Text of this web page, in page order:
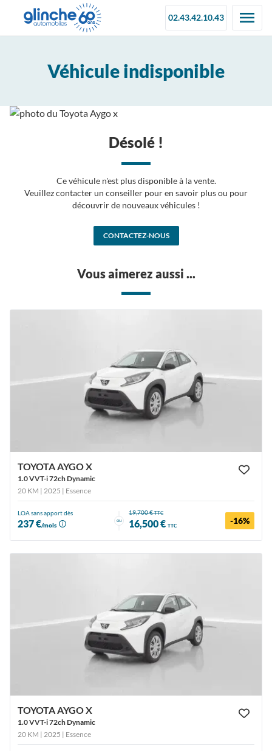
02.43.42.10.43
Véhicule indisponible
Désolé !
Ce véhicule n'est plus disponible à la vente.
Veuillez contacter un conseiller pour en savoir plus ou pour
découvrir de nouveaux véhicules !
CONTACTEZ-NOUS
Vous aimerez aussi ...
TOYOTA AYGO X
1.0 VVT-i 72ch Dynamic
20 KM | 2025 | Essence
LOA sans apport dès
237 €/mois
ou
19,700 €TTC
16,500 € TTC -16%
TOYOTA AYGO X
1.0 VVT-i 72ch Dynamic
20 KM | 2025 | Essence